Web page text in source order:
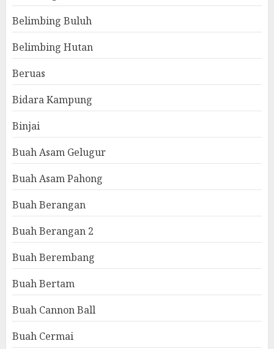
Belimbing Buluh
Belimbing Hutan
Beruas
Bidara Kampung
Binjai
Buah Asam Gelugur
Buah Asam Pahong
Buah Berangan
Buah Berangan 2
Buah Berembang
Buah Bertam
Buah Cannon Ball
Buah Cermai